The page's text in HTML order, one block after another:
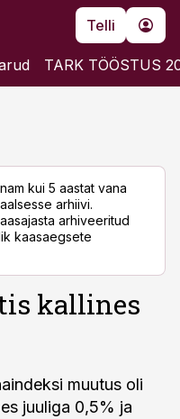
Telli
TARK TÖÖSTUS
kui 5 aastat vana
arhiivi.
arhiveeritud
kaasaegsete
kallines
muutus oli
juuliga 0,5% ja